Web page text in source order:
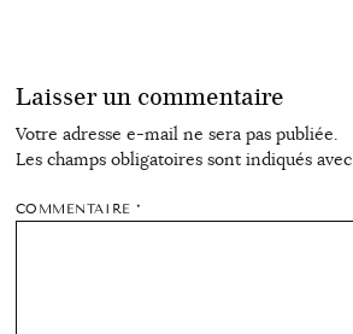
Laisser un commentaire
Votre adresse e-mail ne sera pas publiée.
Les champs obligatoires sont indiqués avec
COMMENTAIRE*